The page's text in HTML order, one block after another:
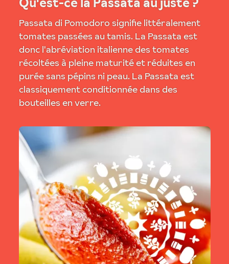
Passata di Pomodoro signifie littéralement
tomates passées au tamis. La Passata est
donc l'abréviation italienne des tomates
récoltées à pleine maturité et réduites en
purée sans pépins ni peau. La Passata est
classiquement conditionnée dans des
bouteilles en verre.